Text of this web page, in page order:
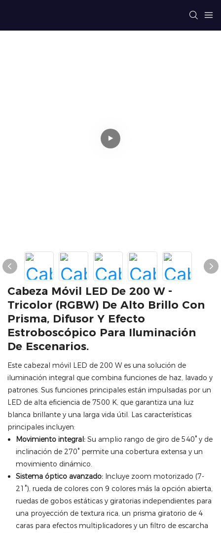
Cabeza Móvil LED De 200 W -
Tricolor (RGBW) De Alto Brillo Con
Prisma, Difusor Y Efecto
Estroboscópico Para Iluminación
De Escenarios.
Este cabezal móvil LED de 200 W es una solución de
iluminación integral que combina funciones de haz, lavado y
patrones. Sus funciones principales están impulsadas por un
LED de alta eficiencia de 7500 K, que garantiza una luz
blanca brillante y una larga vida útil. Las características
principales incluyen:
Movimiento integral:Su amplio rango de giro de 540° y de
inclinación de 270° permite una cobertura extensa y un
movimiento dinámico.
Sistema óptico avanzado:Incluye zoom motorizado (7-
21°), rueda de colores con 9 colores más la opción abierta,
ruedas de gobos estáticas y giratorias independientes para
una proyección de textura rica, un prisma giratorio de 4
caras para efectos multiplicadores y un filtro de escarcha